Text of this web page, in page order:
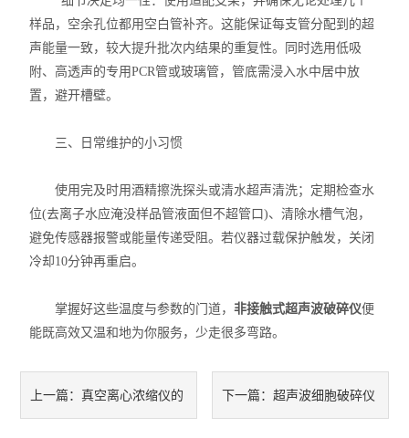
样品，空余孔位都用空白管补齐。这能保证每支管分配到的超
声能量一致，较大提升批次内结果的重复性。同时选用低吸
附、高透声的专用PCR管或玻璃管，管底需浸入水中居中放
置，避开槽壁。
三、日常维护的小习惯
使用完及时用酒精擦洗探头或清水超声清洗；定期检查水
位(去离子水应淹没样品管液面但不超管口)、清除水槽气泡，
避免传感器报警或能量传递受阻。若仪器过载保护触发，关闭
冷却10分钟再重启。
掌握好这些温度与参数的门道，非接触式超声波破碎仪便
能既高效又温和地为你服务，少走很多弯路。
上一篇：真空离心浓缩仪的 下一篇： 超声波细胞破碎仪